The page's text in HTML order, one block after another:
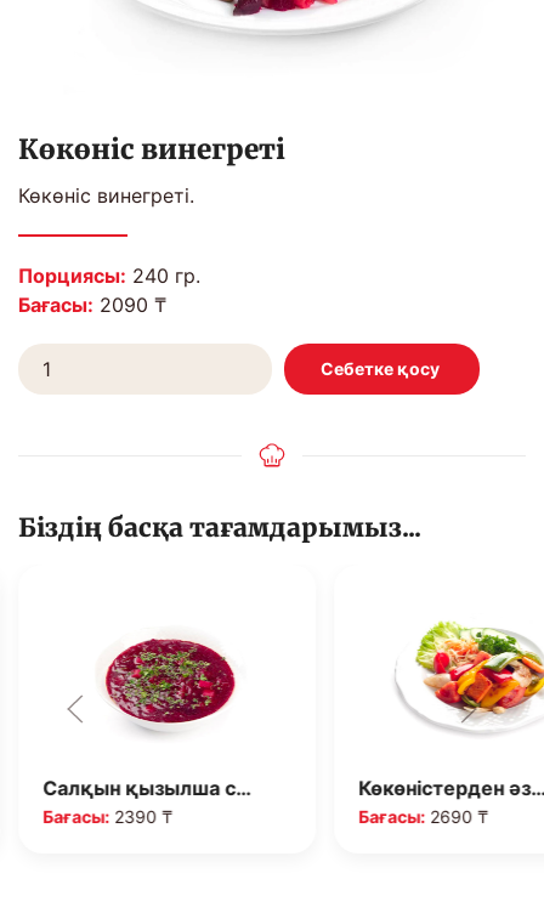
Көкөніс винегреті
Көкөніс винегреті.
Порциясы: 240 гр.
Бағасы: 2090 ₸
Біздің басқа тағамдарымыз...
Салқын қызылша с…
Бағасы: 2390 ₸
Көкөністерден
Бағасы:2690 ₸